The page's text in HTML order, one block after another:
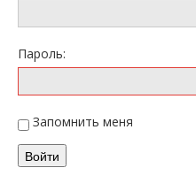
Пароль:
Запомнить меня
Войти